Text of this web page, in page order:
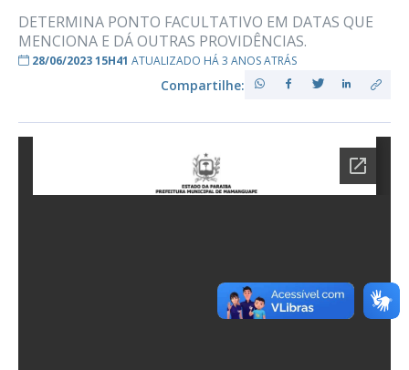
DETERMINA PONTO FACULTATIVO EM DATAS QUE
MENCIONA E DÁ OUTRAS PROVIDÊNCIAS.
28/06/2023 15H41 ATUALIZADO HÁ 3 ANOS ATRÁS
Compartilhe: